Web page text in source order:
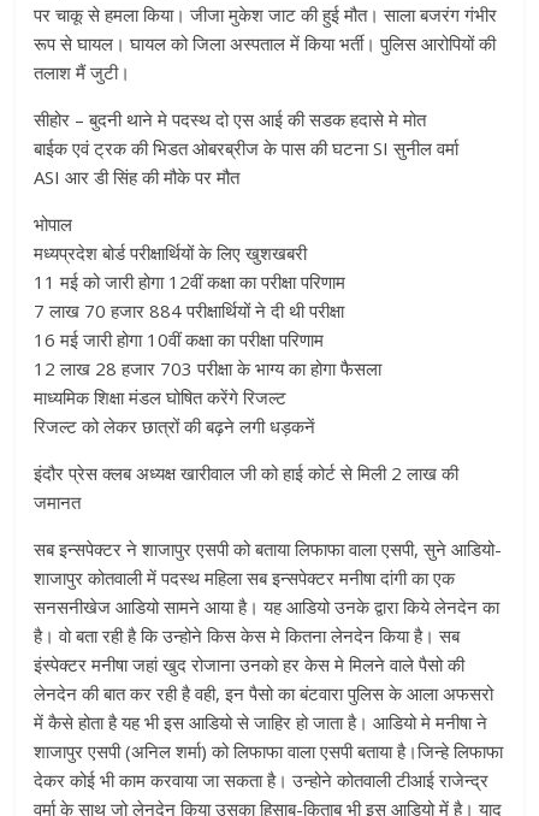
पर चाकू से हमला किया। जीजा मुकेश जाट की हुई मौत। साला बजरंग गंभीर
रूप से घायल। घायल को जिला अस्पताल में किया भर्ती। पुलिस आरोपियों की
तलाश मैं जुटी।
सीहोर – बुदनी थाने मे पदस्थ दो एस आई की सडक हदासे मे मोत
बाईक एवं ट्रक की भिडत ओबरब्रीज के पास की घटना SI सुनील वर्मा
ASI आर डी सिंह की मौके पर मौत
भोपाल
मध्यप्रदेश बोर्ड परीक्षार्थियों के लिए खुशखबरी
11 मई को जारी होगा 12वीं कक्षा का परीक्षा परिणाम
7 लाख 70 हजार 884 परीक्षार्थियों ने दी थी परीक्षा
16 मई जारी होगा 10वीं कक्षा का परीक्षा परिणाम
12 लाख 28 हजार 703 परीक्षा के भाग्य का होगा फैसला
माध्यमिक शिक्षा मंडल घोषित करेंगे रिजल्ट
रिजल्ट को लेकर छात्रों की बढ़ने लगी धड़कनें
इंदौर प्रेस क्लब अध्यक्ष खारीवाल जी को हाई कोर्ट से मिली 2 लाख की
जमानत
सब इन्सपेक्टर ने शाजापुर एसपी को बताया लिफाफा वाला एसपी, सुने आडियो-
शाजापुर कोतवाली में पदस्थ महिला सब इन्सपेक्टर मनीषा दांगी का एक
सनसनीखेज आडियो सामने आया है। यह आडियो उनके द्वारा किये लेनदेन का
है। वो बता रही है कि उन्होने किस केस मे कितना लेनदेन किया है। सब
इंस्पेक्टर मनीषा जहां खुद रोजाना उनको हर केस मे मिलने वाले पैसो की
लेनदेन की बात कर रही है वही, इन पैसो का बंटवारा पुलिस के आला अफसरो
में कैसे होता है यह भी इस आडियो से जाहिर हो जाता है। आडियो मे मनीषा ने
शाजापुर एसपी (अनिल शर्मा) को लिफाफा वाला एसपी बताया है।जिन्हे लिफाफा
देकर कोई भी काम करवाया जा सकता है। उन्होने कोतवाली टीआई राजेन्द्र
वर्मा के साथ जो लेनदेन किया उसका हिसाब-किताब भी इस आडियो में है। याद